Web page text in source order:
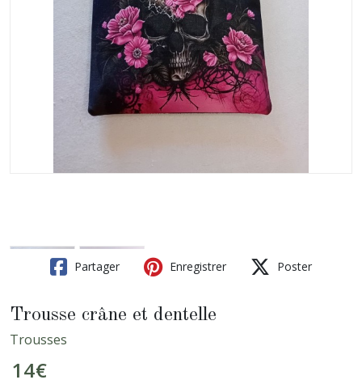
Partager Enregistrer Poster
Trousse crâne et dentelle
Trousses
14€